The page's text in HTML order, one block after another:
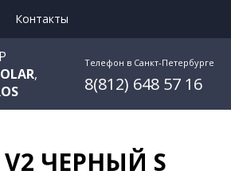
Контакты
,
Телефон в Санкт-Петербурге
8(812) 648 57 16
ЧЕРНЫЙ S